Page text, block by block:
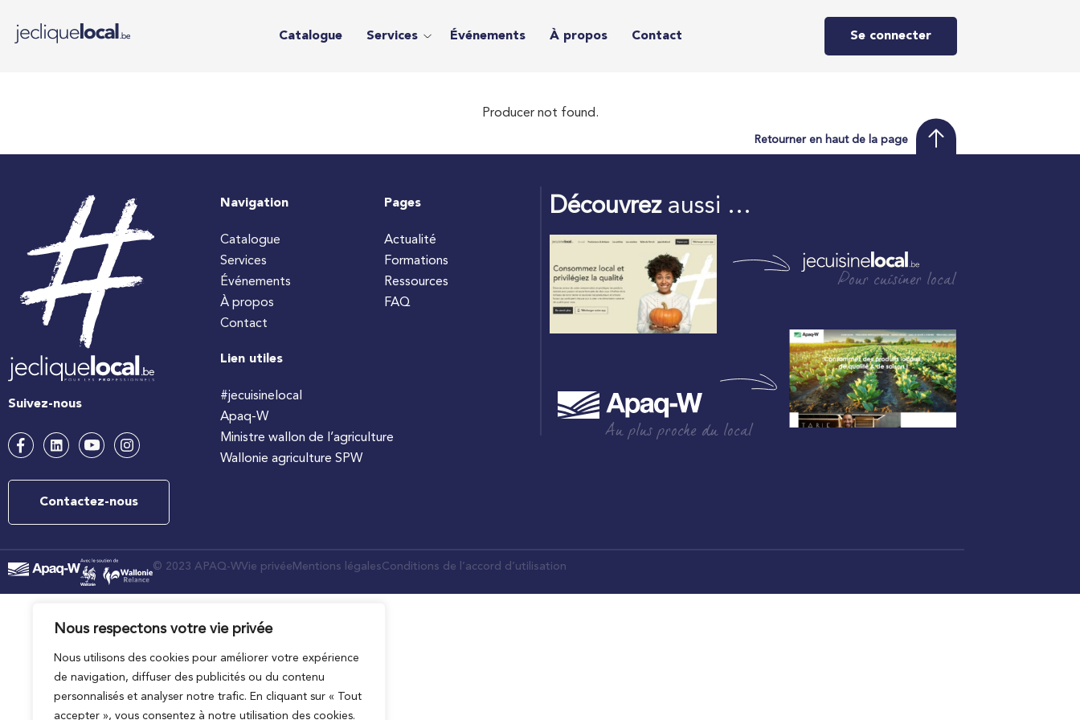
Nous respectons votre vie privée
Nous utilisons des cookies pour améliorer votre expérience
de navigation, diffuser des publicités ou du contenu
personnalisés et analyser notre trafic. En cliquant sur « Tout
accepter », vous consentez à notre utilisation des cookies.
Catalogue Services Événements À propos Contact Se connecter
Producer not found.
Retourner en haut de la page
Suivez-nous
Contactez-nous
Navigation
Catalogue
Services
Événements
À propos
Contact
Pages
Actualité
Formations
Ressources
FAQ
Lien utiles
#jecuisinelocal
Apaq-W
Ministre wallon de l’agriculture
Wallonie agriculture SPW
Découvrezaussi …
Pour cuisiner local
Au plus proche du local
© 2023 APAQ-WVie privée Mentions légalesConditions de l’accord d’utilisation